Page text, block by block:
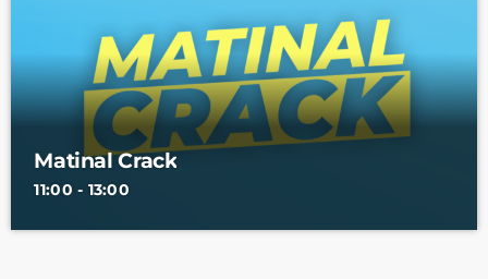
Matinal Crack
11:00 - 13:00